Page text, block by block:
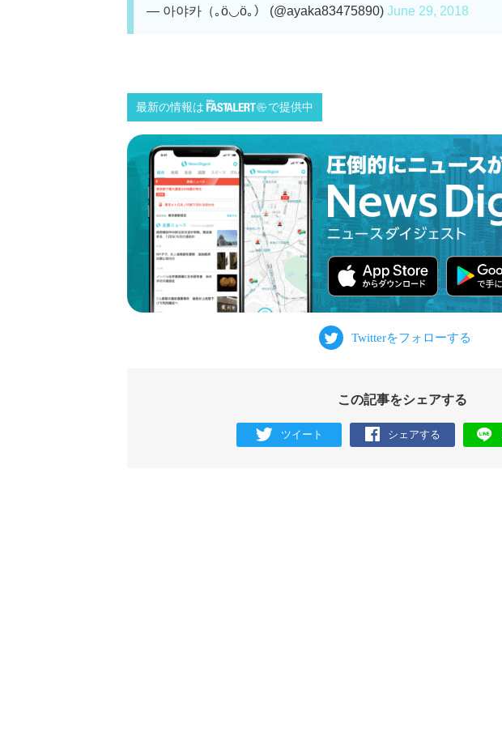
— 아야카（｡ӧ◡ӧ｡） (@ayaka83475890) June 29, 2018
最新の情報は で提供中
この記事をシェアする
ツイート シェアする